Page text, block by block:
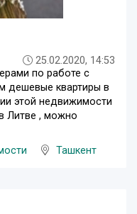
25.02.2020, 14:53
по работе с
дешевые квартиры в
этой недвижимости
Литве , можно
Ташкент